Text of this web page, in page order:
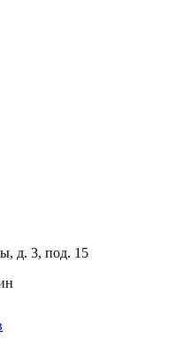
д. 3, под. 15